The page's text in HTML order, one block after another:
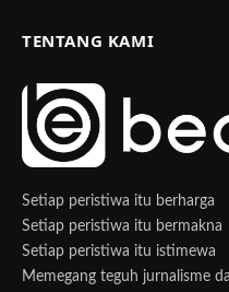
TENTANG KAMI
Setiap peristiwa itu berharga
Setiap peristiwa itu bermakna
Setiap peristiwa itu istimewa
Memegang teguh jurnalisme